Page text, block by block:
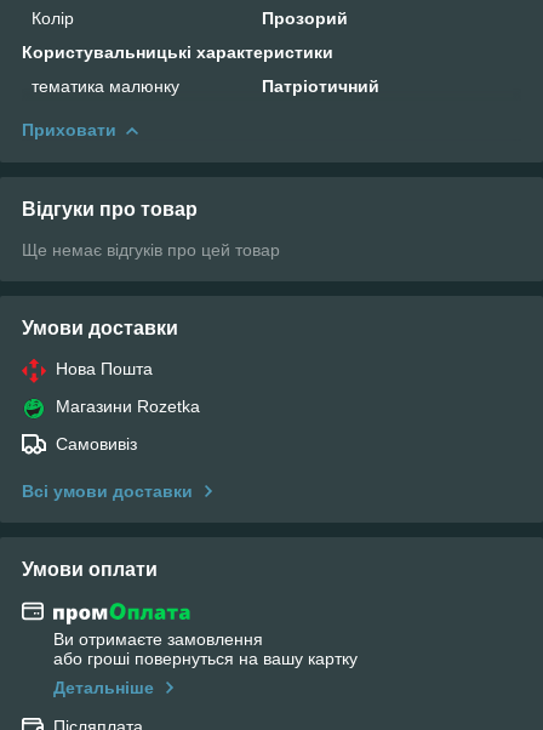
Колір
Прозорий
Користувальницькі характеристики
тематика малюнку
Патріотичний
Приховати
Відгуки про товар
Ще немає відгуків про цей товар
Умови доставки
Нова Пошта
Магазини Rozetka
Самовивіз
Всі умови доставки
Умови оплати
Ви отримаєте замовлення
або гроші повернуться на вашу картку
Детальніше